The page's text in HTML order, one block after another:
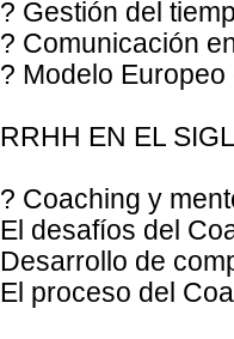
? Gestión del
? Comunicación
? Modelo
RRHH EN EL
? Coaching y
El desafíos del
Desarrollo de
El proceso del